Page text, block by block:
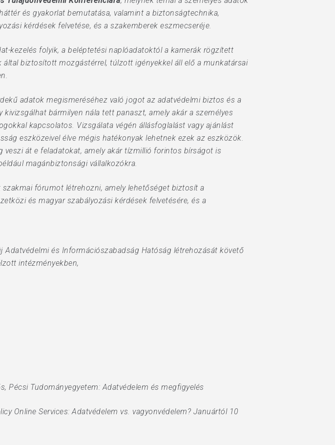
és gyakorlat bemutatása, valamint a biztonságtechnika,
kérdések felvetése, és a szakemberek eszmecseréje.
kezelés folyik, a beléptetési naplóadatoktól a kamerák rögzített
biztosított mozgástérrel, túlzott igényekkel áll elő a munkatársai
adatok megismeréséhez való jogot az adatvédelmi biztos és a
bármilyen nála tett panaszt, amely akár a személyes
kapcsolatos. Vizsgálata végén állásfoglalást vagy ajánlást
eszközeivel élve mégis hatékonyak lehetnek ezek az eszközök.
át e feladatokat, amely akár tízmillió forintos bírságot is
magánbiztonsági vállalkozókra.
fórumot létrehozni, amely lehetőséget biztosít a
és magyar szabályozási kérdések felvetésére, és a
és Információszabadság Hatóság létrehozását követő
intézményekben,
Pécsi Tudományegyetem: Adatvédelem és megfigyelés
Online Services: Adatvédelem vs. vagyonvédelem? Januártól 10